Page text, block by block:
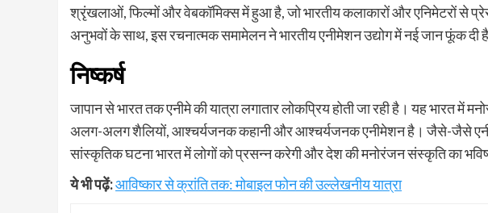
श्रृंखलाओं, फिल्मों और वेबकॉमिक्स में हुआ है, जो भारतीय कलाकारों और एनिमेटरों से
अनुभवों के साथ, इस रचनात्मक समामेलन ने भारतीय एनीमेशन उद्योग में नई जान फूंक दी
निष्कर्ष
जापान से भारत तक एनीमे की यात्रा लगातार लोकप्रिय होती जा रही है। यह भारत में
अलग-अलग शैलियों, आश्चर्यजनक कहानी और आश्चर्यजनक एनीमेशन है। जैसे-जैसे एनीमे
सांस्कृतिक घटना भारत में लोगों को प्रसन्न करेगी और देश की मनोरंजन संस्कृति का
ये भी पढ़ें:आविष्कार से क्रांति तक: मोबाइल फोन की उल्लेखनीय यात्रा